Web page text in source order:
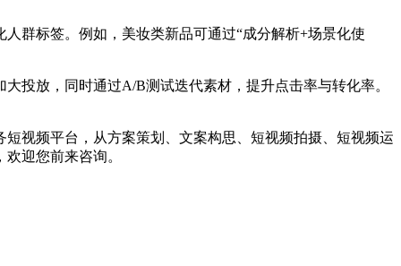
群标签。例如，美妆类新品可通过“成分解析+场景化使
放，同时通过A/B测试迭代素材，提升点击率与转化率。
视频平台，从方案策划、文案构思、短视频拍摄、短视频运
迎您前来咨询。